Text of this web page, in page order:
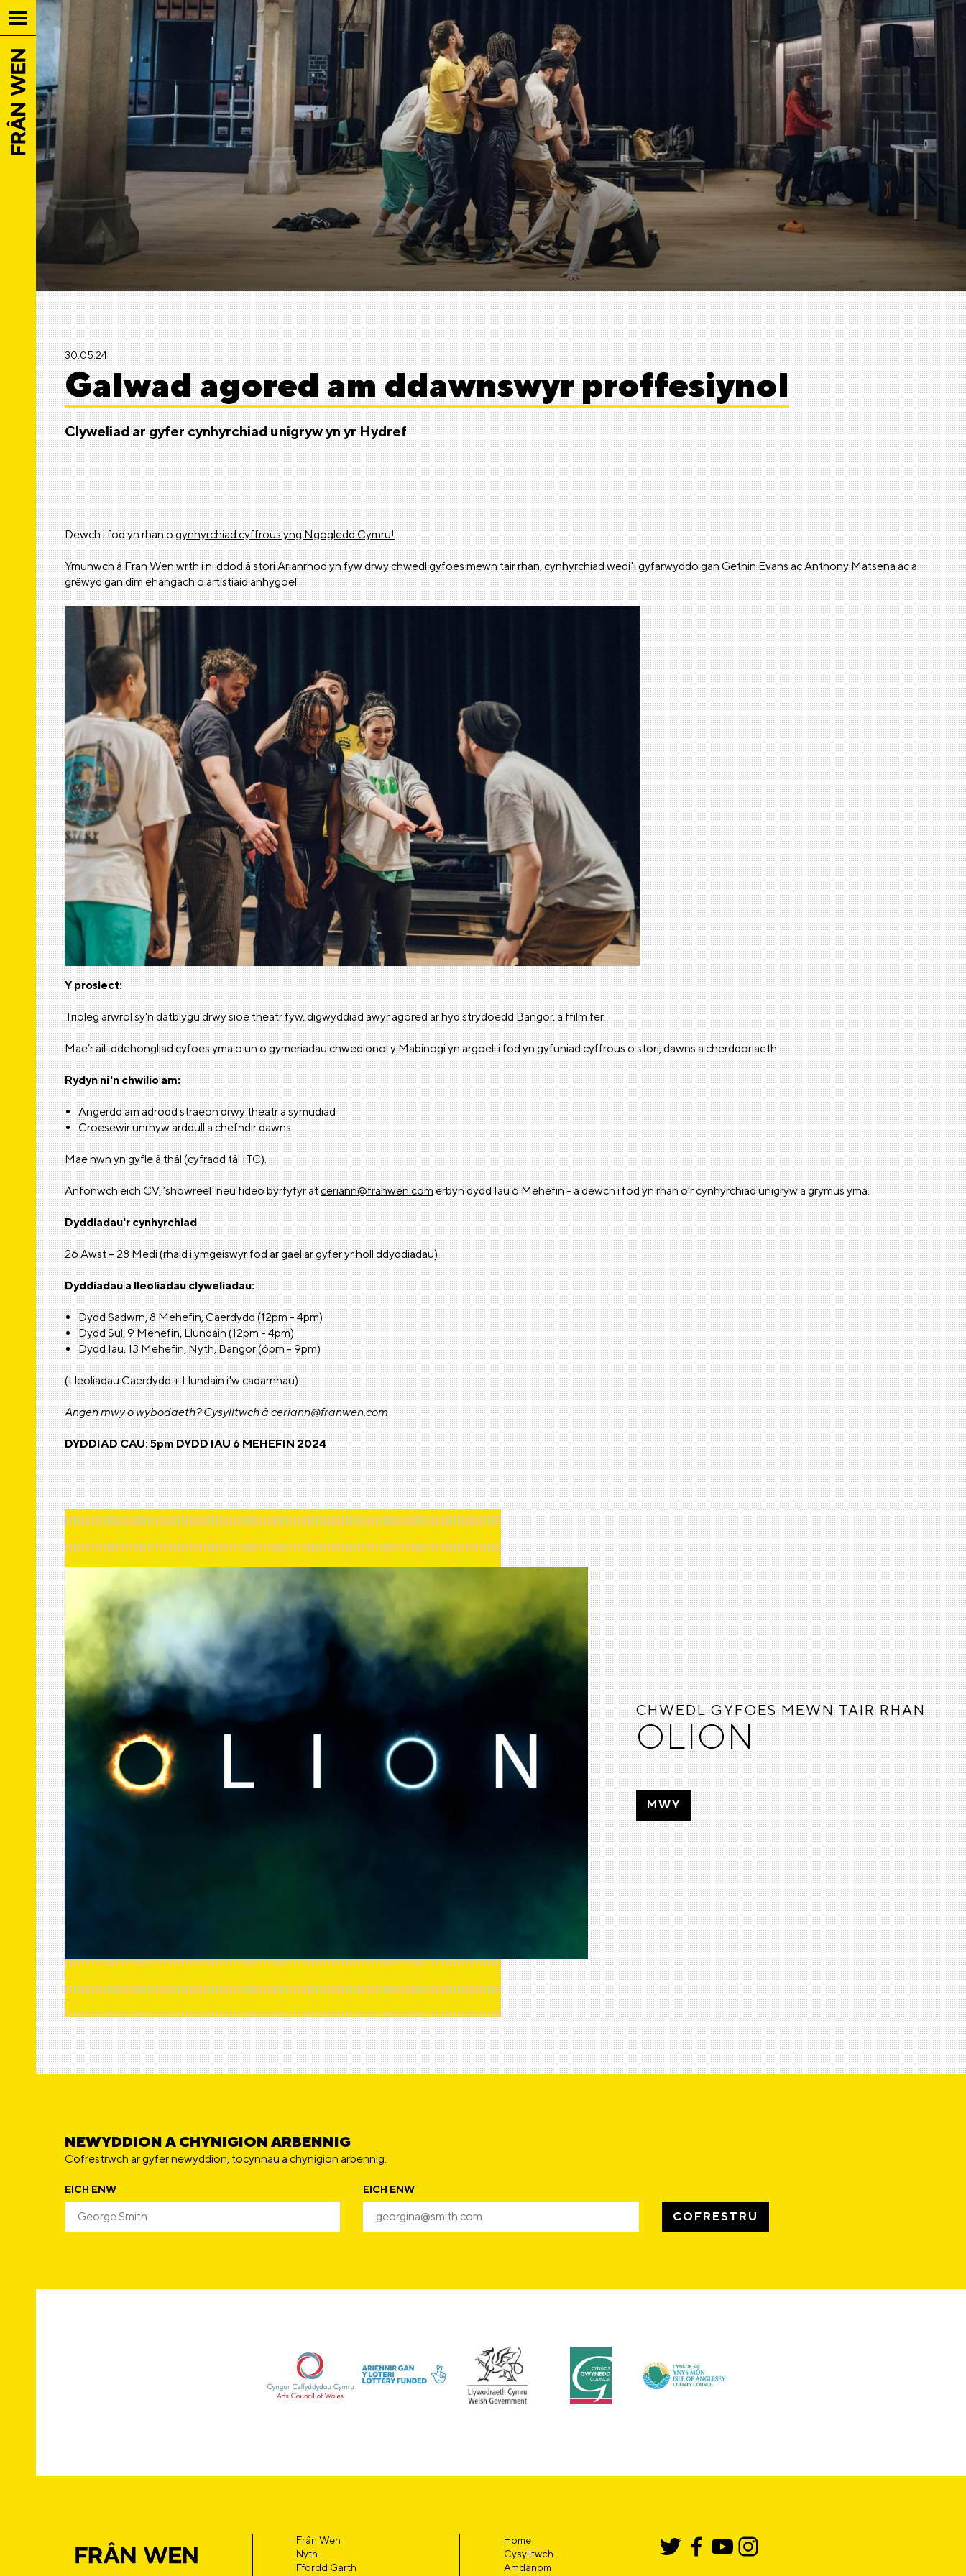
30.05.24
Galwad agored am ddawnswyr proffesiynol
Clyweliad ar gyfer cynhyrchiad unigrywyn yr Hydref
Dewch i fod yn rhan ogynhyrchiad cyffrous yng Ngogledd Cymru!
Ymunwch â Fran Wen wrth i ni ddod â stori Arianrhod yn fyw drwy chwedl gyfoes mewn tair rhan, cynhyrchiad wedi'i gyfarwyddo gan Gethin Evans acAnthony Matsenaac a
grëwyd gan dîm ehangach o artistiaid anhygoel.
Y prosiect:
Trioleg arwrol sy'n datblygu drwy sioe theatr fyw, digwyddiad awyr agored ar hyd strydoedd Bangor, a ffilm fer.
Mae’r ail-ddehongliad cyfoes yma o un o gymeriadau chwedlonol y Mabinogi yn argoeli i fod yn gyfuniad cyffrous o stori, dawns a cherddoriaeth.
Rydyn ni'n chwilio am:
Angerdd am adrodd straeon drwy theatr a symudiad
Croesewir unrhyw arddull a chefndir dawns
Mae hwn yn gyfle â thâl (cyfradd tâl ITC).
Anfonwch eich CV, ‘showreel’ neu fideo byrfyfyr atceriann@franwen.comerbyn dydd Iau 6 Mehefin - a dewch i fod yn rhan o’r cynhyrchiad unigryw a grymus yma.
Dyddiadau'r cynhyrchiad
26 Awst – 28 Medi (rhaid i ymgeiswyr fod ar gael ar gyfer yr holl ddyddiadau)
Dyddiadau a lleoliadau clyweliadau:
Dydd Sadwrn, 8 Mehefin, Caerdydd (12pm - 4pm)
Dydd Sul, 9 Mehefin, Llundain (12pm - 4pm)
Dydd Iau, 13 Mehefin, Nyth, Bangor (6pm - 9pm)
(Lleoliadau Caerdydd + Llundain i'w cadarnhau)
Angen mwy o wybodaeth? Cysylltwch âceriann@franwen.com
DYDDIAD CAU: 5pm DYDD IAU 6 MEHEFIN 2024
CHWEDL GYFOES MEWN TAIR RHAN
OLION
MWY
NEWYDDION A CHYNIGION ARBENNIG
Cofrestrwch ar gyfer newyddion, tocynnau a chynigion arbennig.
EICH ENW EICH ENW
Frân Wen
Nyth
Ffordd Garth
Home
Cysylltwch
Amdanom